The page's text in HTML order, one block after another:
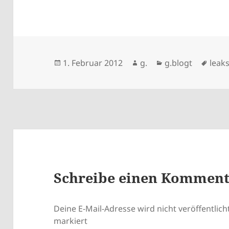
Veröffentlicht
1. Februar 2012 Autor
g. Kategorien
g.blogt
Schreibe einen
Deine E-Mail-Adresse wird nicht
markiert